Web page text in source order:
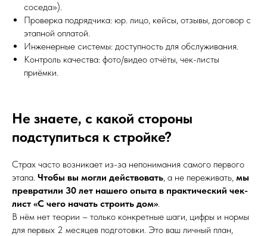
соседа»).
Проверка подрядчика: юр. лицо, кейсы, отзывы, договор с
этапной оплатой.
Инженерные системы: доступность для обслуживания.
Контроль качества: фото/видео отчёты, чек-листы
приёмки.
Не знаете, с какой стороны
подступиться к стройке?
Страх часто возникает из-за непонимания самого первого
этапа. Чтобы вы могли действовать , а не переживать, мы
превратили 30 лет нашего опыта в практический чек-
лист «С чего начать строить дом»
В нём нет теории – только конкретные шаги, цифры и нормы
для первых 2 месяцев подготовки. Это ваш личный план,